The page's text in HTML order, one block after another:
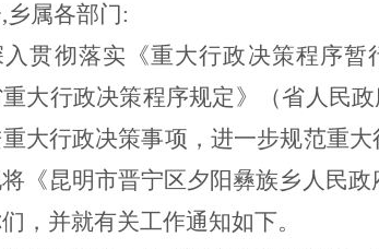
,乡属各部门:
入贯彻落实《重大行政决策程序暂
重大行政决策程序规定》
（省人民
重大行政决策事项，进一步规范重
《昆明市晋宁区夕阳彝族乡人民政
，并就有关工作通知如下。